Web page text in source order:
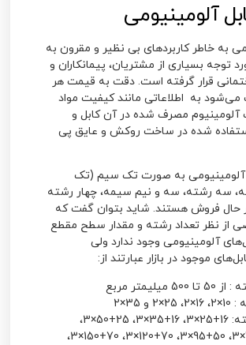
آلومینیومی
به خاطر کاربردهای بی نظیر و مقرون به
توجه بسیاری از مشتریان، پیمانکاران و
قرار گرفته است. دقت به قیمت هر
می‌شود به اطلاعاتی مانند کیفیت مواد
آلومینیوم مصرف شده در آن کابل و
شده در ساخت روکش و عایق پی
آلومینیومی به صورت تک سیم (تک
سه رشته، سه و نیم سیمه، چهار رشته
حال فروش هستند. شاید بتوان گفت که
از نظر تعداد رشته و مقدار سطح مقطع
آلومینیومی وجود ندارد ولی
موجود در بازار عبارتند از:
: از 50 تا 500 میلیمتر مربع
: 10×2، 16×2، 25×2 و 35×2
: 16+25×3، 16+35×3، 25+50×3،
35+70×3، 50+95×3، 70+120×3، 70+150×3،